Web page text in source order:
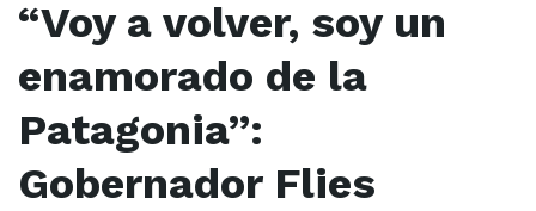
“Voy a volver, soy un
enamorado de la
Patagonia”:
Gobernador Flies